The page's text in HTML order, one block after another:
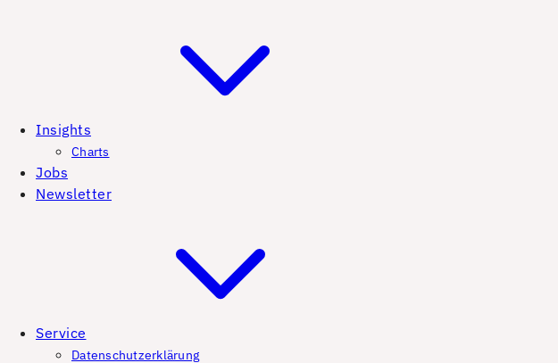
Insights
Charts
Jobs
Newsletter
Service
Datenschutzerklärung